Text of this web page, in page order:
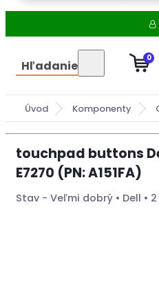
Hľadanie 0
Úvod Komponenty
touchpad buttons
E7270 (PN: A151FA)
Stav - Veľmi dobrý • Dell • 2